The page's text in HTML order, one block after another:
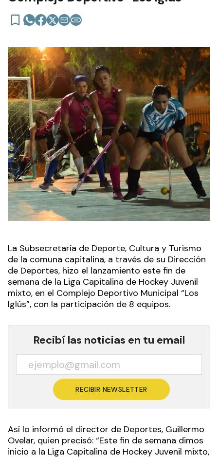
La Subsecretaría de Deporte, Cultura y Turismo
de la comuna capitalina, a través de su Dirección
de Deportes, hizo el lanzamiento este fin de
semana de la Liga Capitalina de Hockey Juvenil
mixto, en el Complejo Deportivo Municipal “Los
Iglús”, con la participación de 8 equipos.
Recibí las noticias en tu email
RECIBIR NEWSLETTER
Así lo informó el director de Deportes, Guillermo
Ovelar, quien precisó: “Este fin de semana dimos
inicio a la Liga Capitalina de Hockey Juvenil mixto,